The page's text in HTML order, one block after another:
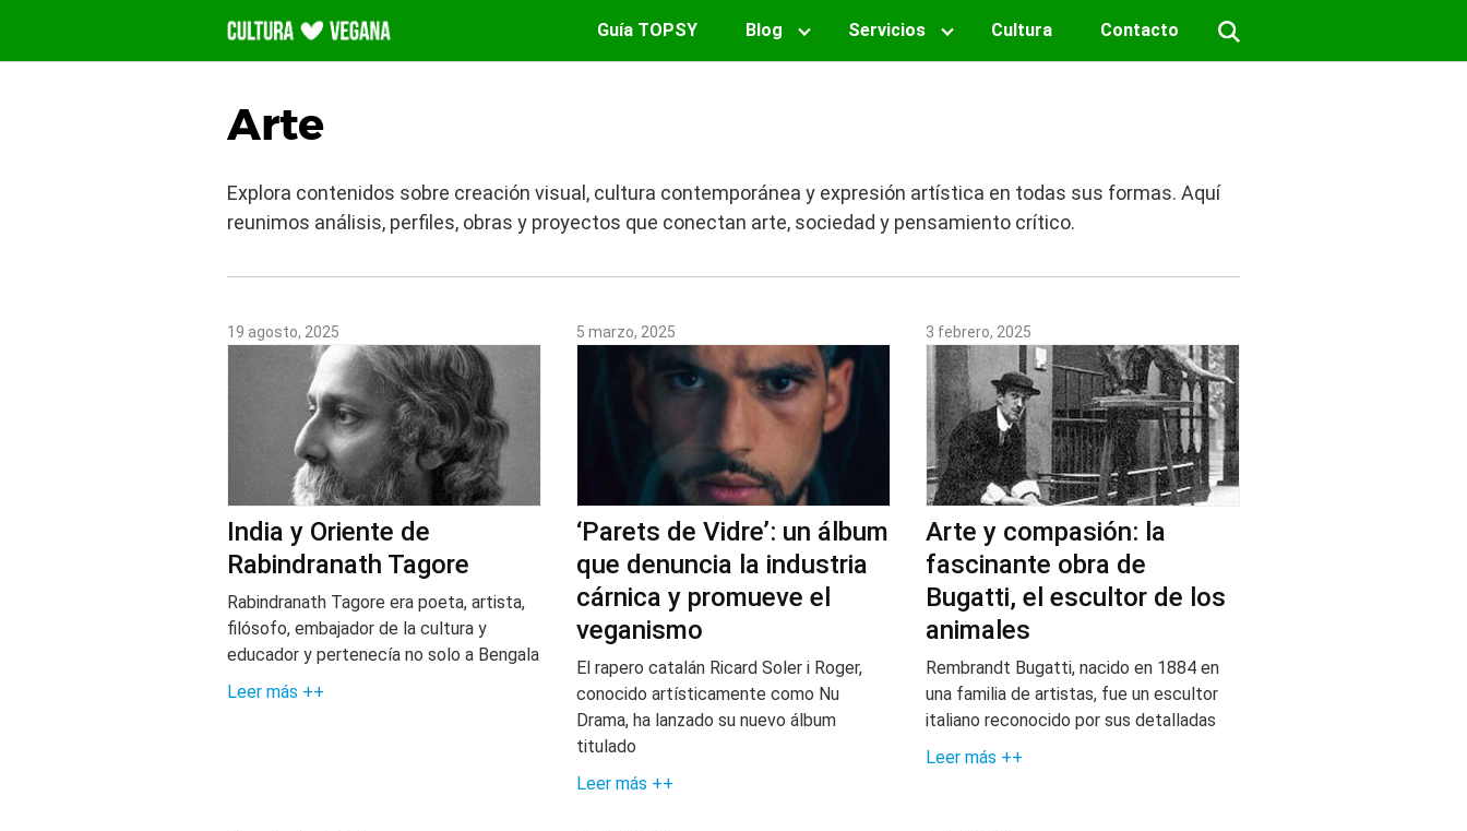
contenido
Guía TOPSY Blog Servicios Cultura Contacto
Arte
Explora contenidos sobre creación visual, cultura contemporánea y expresión artística en todas sus formas. Aquí
reunimos análisis, perfiles, obras y proyectos que conectan arte, sociedad y pensamiento crítico.
19 agosto, 2025
India y Oriente de
Rabindranath Tagore
Rabindranath Tagore era poeta, artista,
filósofo, embajador de la cultura y
educador y pertenecía no solo a Bengala
Leer más ++
5 marzo, 2025
‘Parets de Vidre’: un álbum
que denuncia la industria
cárnica y promueve el
veganismo
El rapero catalán Ricard Soler i Roger,
conocido artísticamente como Nu
Drama, ha lanzado su nuevo álbum
titulado
Leer más ++
3 febrero, 2025
Arte y compasión: la
fascinante obra de
Bugatti, el escultor de los
animales
Rembrandt Bugatti, nacido en 1884 en
una familia de artistas, fue un escultor
italiano reconocido por sus detalladas
Leer más ++